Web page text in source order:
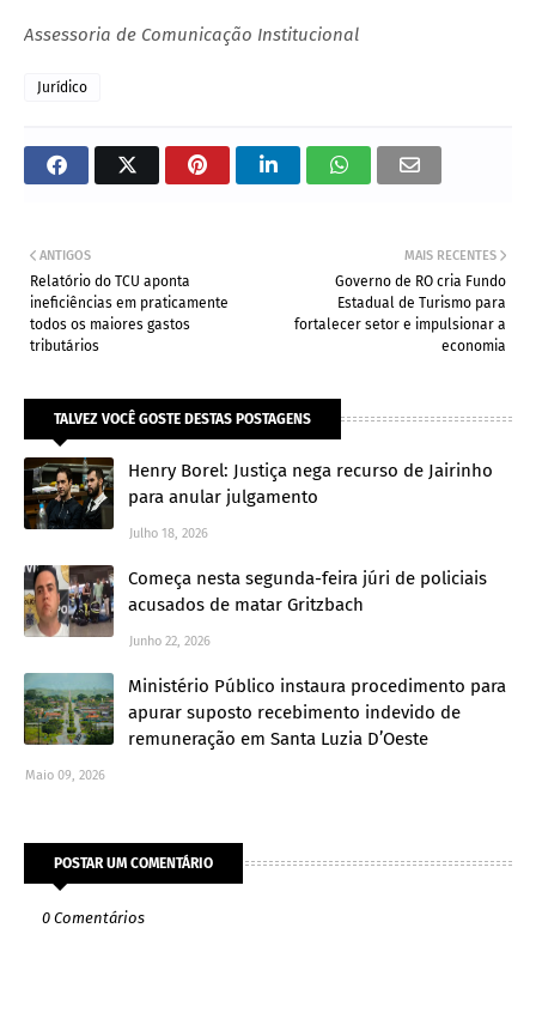
Assessoria de Comunicação Institucional
Jurídico
MAIS RECENTES
Governo de RO cria Fundo
Estadual de Turismo para
fortalecer setor e impulsionar a
economia
ANTIGOS
Relatório do TCU aponta
ineficiências em praticamente
todos os maiores gastos
tributários
TALVEZ VOCÊ GOSTE DESTAS POSTAGENS
Henry Borel: Justiça nega recurso de Jairinho
para anular julgamento
Julho 18, 2026
Começa nesta segunda-feira júri de policiais
acusados de matar Gritzbach
Junho 22, 2026
Ministério Público instaura procedimento para
apurar suposto recebimento indevido de
remuneração em Santa Luzia D’Oeste
Maio 09, 2026
POSTAR UM COMENTÁRIO
0 Comentários